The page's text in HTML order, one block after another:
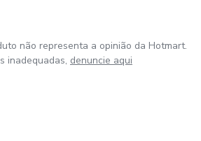
não representa a opinião da Hotmart.
inadequadas, denuncie aqui